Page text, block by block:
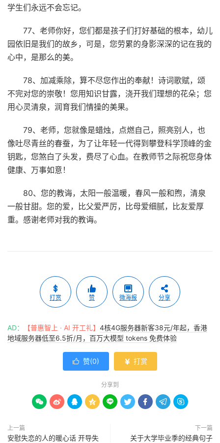
学生们永远不会忘记。
77、老师你好，您们都是孩子们打好基础的根本，幼儿
园依旧是我们的故乡，可是，您劳累的身影深深的记在我的
心中，是那么的美。
78、加减乘除，算不尽您作出的奉献！诗词歌赋，颂
不完对您的崇敬！您用知识甘露，浇开我们理想的花朵；您
用心灵清泉，润育我们情操的美果。
79、老师，您就像是蜡烛，点燃自己，照亮别人，也
像吐尽青丝的春蚕，为了让年轻一代得到攀登科学顶峰的金
钥匙，您煞白了头发，费尽了心血。在教师节之际祝您身体
健康、万事如意！
80、您的教诲，太阳一般温暖，春风一般和煦，清泉
一般甘甜。您的爱，比父爱严厉，比母爱细腻，比友爱厚
重。感谢老师对我的教诲。
打赏 赞 微海报 分享
AD： 【普惠智上 · AI 开工礼】 4核4G服务器新客38元/年起，香港
地域服务器低至6.5折/月，百万大模型 tokens 免费体验
 赞(0)  打赏
分享到
        
上一篇
安慰失恋的人的暖心话 开导失
下一篇
关于大学毕业季的经典句子